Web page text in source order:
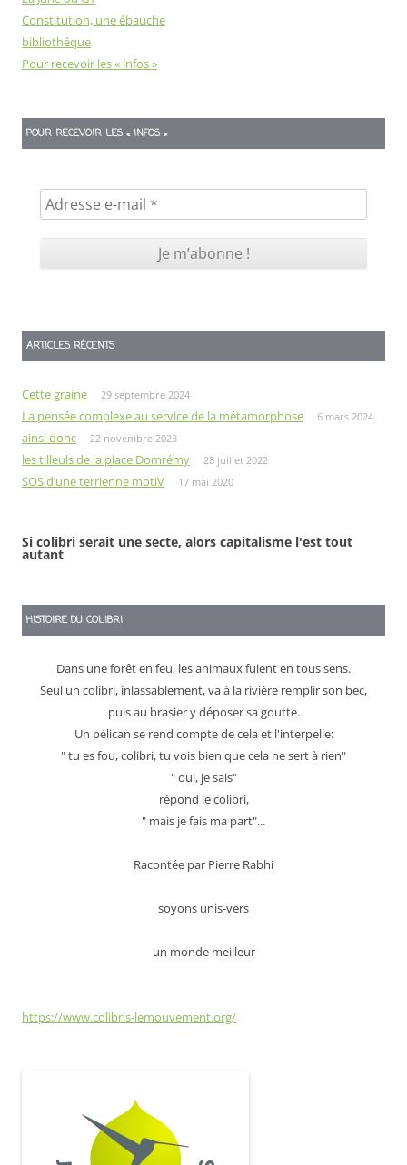
Constitution, une ébauche
bibliothéque
Pour recevoir les « infos »
POUR RECEVOIR LES « INFOS »
ARTICLES RÉCENTS
Cette graine 29 septembre 2024
La pensée complexe au service de la métamorphose 6 mars 2024
ainsi donc 22 novembre 2023
les tilleuls de la place Domrémy 28 juillet 2022
SOS d’une terrienne motiV 17 mai 2020
Si colibri serait une secte, alors capitalisme l'est tout
autant
HISTOIRE DU COLIBRI
Dans une forêt en feu, les animaux fuient en tous sens.
Seul un colibri, inlassablement, va à la rivière remplir son bec,
puis au brasier y déposer sa goutte.
Un pélican se rend compte de cela et l'interpelle:
" tu es fou, colibri, tu vois bien que cela ne sert à rien"
" oui, je sais"
répond le colibri,
" mais je fais ma part"...
Racontée par Pierre Rabhi
soyons unis-vers
un monde meilleur
https://www.colibris-lemouvement.org/